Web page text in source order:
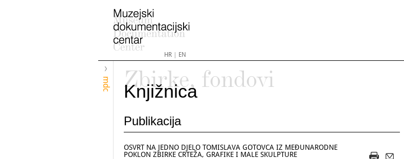
HR| EN
mdc
Zbirke, fondovi
Knjižnica
Publikacija
OSVRT NA JEDNO DJELO TOMISLAVA GOTOVCA IZ MEĐUNARODNE
POKLON ZBIRKE CRTEŽA, GRAFIKE I MALE SKULPTURE